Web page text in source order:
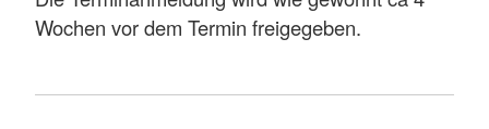
Wochen vor dem Termin freigegeben.